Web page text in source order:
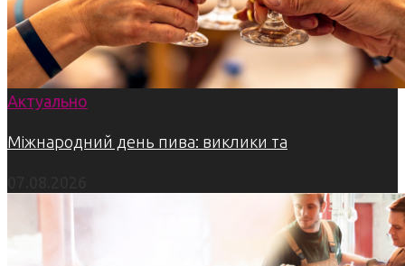
Актуально
Міжнародний день пива: виклики та